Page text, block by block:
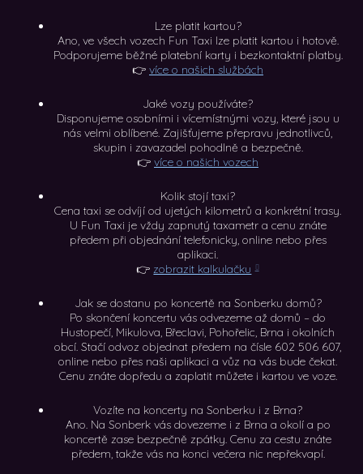
Lze platit kartou?
Ano, ve všech vozech Fun Taxi lze platit kartou i hotově.
Podporujeme běžné platební karty i bezkontaktní platby.
👉 více o našich službách
Jaké vozy používáte?
Disponujeme osobními i vícemístnými vozy, které jsou u
nás velmi oblíbené. Zajišťujeme přepravu jednotlivců,
skupin i zavazadel pohodlně a bezpečně.
👉 více o našich vozech
Kolik stojí taxi?
Cena taxi se odvíjí od ujetých kilometrů a konkrétní trasy.
U Fun Taxi je vždy zapnutý taxametr a cenu znáte
předem při objednání telefonicky, online nebo přes
aplikaci.
👉zobrazit kalkulačku
Jak se dostanu po koncertě na Sonberku domů?
Po skončení koncertu vás odvezeme až domů – do
Hustopečí, Mikulova, Břeclavi, Pohořelic, Brna i okolních
obcí. Stačí odvoz objednat předem na čísle 602 506 607,
online nebo přes naši aplikaci a vůz na vás bude čekat.
Cenu znáte dopředu a zaplatit můžete i kartou ve voze.
Vozíte na koncerty na Sonberku i z Brna?
Ano. Na Sonberk vás dovezeme i z Brna a okolí a po
koncertě zase bezpečně zpátky. Cenu za cestu znáte
předem, takže vás na konci večera nic nepřekvapí.